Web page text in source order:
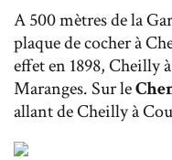
A 500 mètres de la
plaque de cocher à
effet en 1898, Cheilly
Maranges. Sur le
allant de Cheilly à